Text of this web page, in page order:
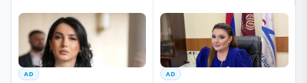
AD AD